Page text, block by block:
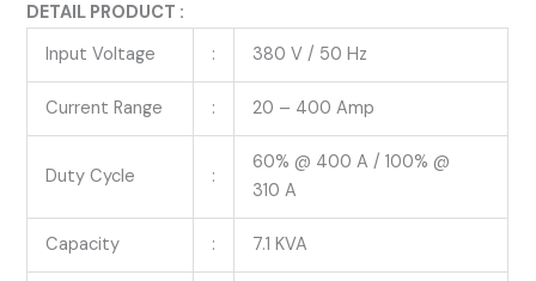
DETAIL PRODUCT :
Input Voltage
: 380 V / 50 Hz
Current Range : 20 – 400 Amp
Duty Cycle :
60% @ 400 A / 100% @
310 A
Capacity : 7.1 KVA